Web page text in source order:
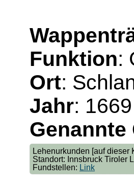
Funktion:
Ort:
Jahr: 1669
Genannte
Lehenurkunden [auf dieser
Standort: Innsbruck Tiroler
Fundstellen: Link